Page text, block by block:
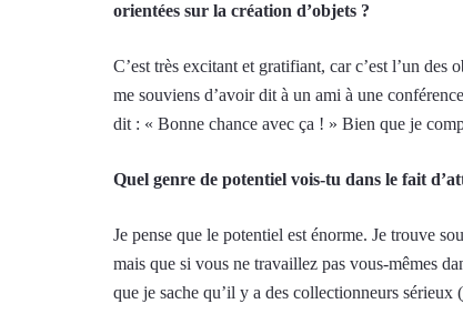
orientées sur la création d’objets ?
C’est très excitant et gratifiant, car c’est l’un
me souviens d’avoir dit à un ami à une
dit : « Bonne chance avec ça ! » Bien que je
Quel genre de potentiel vois-tu dans le fait
Je pense que le potentiel est énorme. Je trouve
mais que si vous ne travaillez pas vous-mêmes
que je sache qu’il y a des collectionneurs